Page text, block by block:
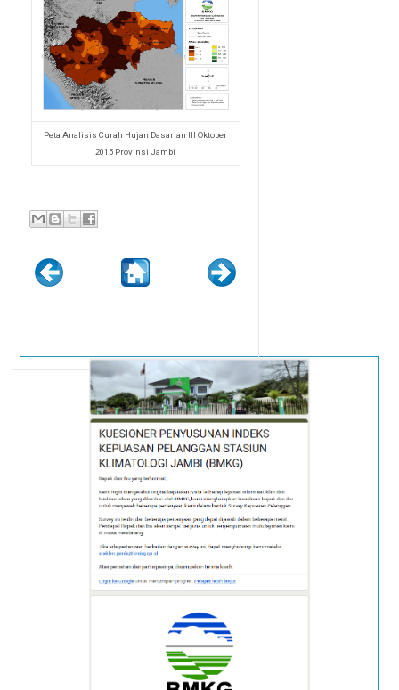
Peta Analisis Curah Hujan Dasarian III Oktober
2015 Provinsi Jambi